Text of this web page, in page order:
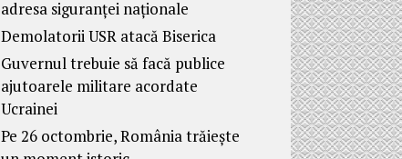
adresa siguranței naționale
Demolatorii USR atacă Biserica
Guvernul trebuie să facă publice
ajutoarele militare acordate
Ucrainei
Pe 26 octombrie, România trăiește